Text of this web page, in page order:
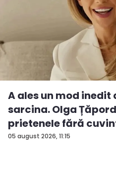
05 august 2026, 11:15
A ales un mod
sarcina. Olga
prietenele fără